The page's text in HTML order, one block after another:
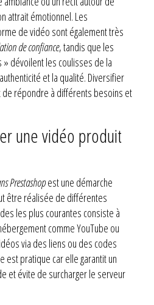
attrait émotionnel. Les
de vidéo sont également très
de confiance, tandis que les
dévoilent les coulisses de la
et la qualité. Diversifier
répondre à différents besoins et
une vidéo produit
Prestashopest une démarche
être réalisée de différentes
les plus courantes consiste à
comme YouTube ou
via des liens ou des codes
est pratique car elle garantit un
et évite de surcharger le serveur